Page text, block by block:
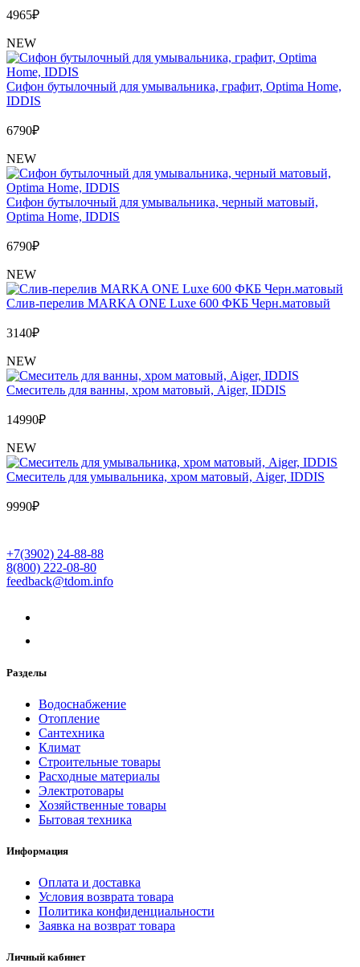
4965₽
NEW
Сифон бутылочный для умывальника, графит, Optima Home,
IDDIS
6790₽
NEW
Сифон бутылочный для умывальника, черный матовый,
Optima Home, IDDIS
6790₽
NEW
Слив-перелив MARKA ONE Luxe 600 ФКБ Черн.матовый
3140₽
NEW
Cмеситель для ванны, хром матовый, Aiger, IDDIS
14990₽
NEW
Cмеситель для умывальника, хром матовый, Aiger, IDDIS
9990₽
+7(3902) 24-88-88
8(800) 222-08-80
feedback@tdom.info
Разделы
Водоснабжение
Отопление
Сантехника
Климат
Строительные товары
Расходные материалы
Электротовары
Хозяйственные товары
Бытовая техника
Информация
Оплата и доставка
Условия возврата товара
Политика конфиденциальности
Заявка на возврат товара
Личный кабинет